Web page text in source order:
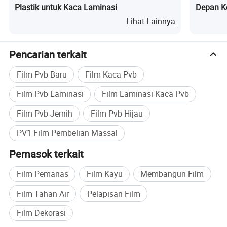
terhadap goss berlaminasi dengan lapisan anti konflik
Plastik untuk Kaca Laminasi
Lihat Lainnya
Depan
Pencarian terkait
Film Pvb Baru
Film Kaca Pvb
Film Pvb Laminasi
Film Laminasi Kaca Pvb
Film Pvb Jernih
Film Pvb Hijau
PV1 Film Pembelian Massal
Pemasok terkait
Film Pemanas Film Kayu
Membangun Film
Film Tahan Air
Pelapisan Film
Film Dekorasi